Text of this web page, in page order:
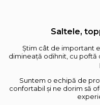
Saltele,
Știm cât de important
dimineață odihnit, cu poftă
Suntem o echipă de
confortabil și ne dorim să